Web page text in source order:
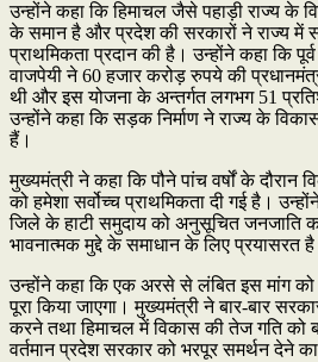
उन्होंने कहा कि हिमाचल जैसे पहाड़ी राज्य के
के समान है और प्रदेश की सरकारों ने राज्य में
प्राथमिकता प्रदान की है। उन्होंने कहा कि
वाजपेयी ने 60 हजार करोड़ रुपये की
थी और इस योजना के अन्तर्गत लगभग 51
उन्होंने कहा कि सड़क निर्माण ने राज्य के
हैं।
मुख्यमंत्री ने कहा कि पौने पांच वर्षों के दौरान
को हमेशा सर्वोच्च प्राथमिकता दी गई है।
जिले के हाटी समुदाय को अनुसूचित जनजाति
भावनात्मक मुद्दे के समाधान के लिए प्रयासरत
उन्होंने कहा कि एक अरसे से लंबित इस मांग
पूरा किया जाएगा। मुख्यमंत्री ने बार-बार
करने तथा हिमाचल में विकास की तेज गति को
वर्तमान प्रदेश सरकार को भरपूर समर्थन देने